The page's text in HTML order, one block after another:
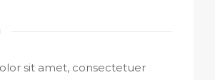
sit amet, consectetuer